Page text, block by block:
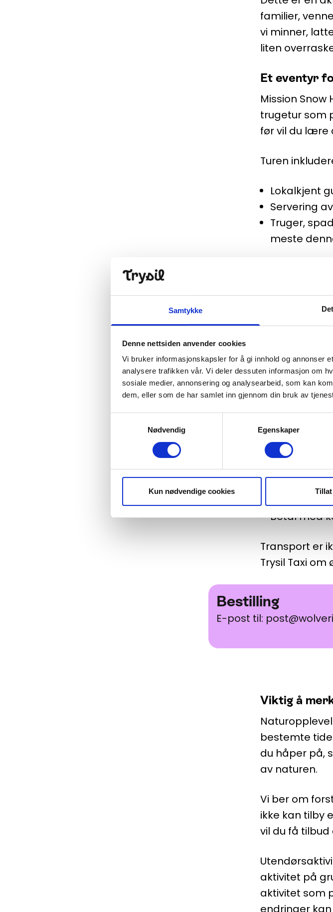
Samtykke
Denne nettsiden anvender cookies
Vi bruker informasjonskapsler for å gi innhold og annonser
analysere trafikken vår. Vi deler dessuten informasjon om
sosiale medier, annonsering og analysearbeid, som kan
dem, eller som de har samlet inn gjennom din bruk av
Nødvendig
Egenskaper
Kun nødvendige cookies
familier,
vi minner,
liten
Et eventyr
Mission
trugetur som
før vil du lære
Turen
Lokalkjent
Servering
Truger,
meste
Mission Snow Hut
Vi avtaler
denne turen vil bli
Gode og varme
Varme vintersko
Lue og votter
Betal med
Transport er
Trysil Taxi om
Bestilling
Bestilling
E-post til:
Viktig å
bestemte
du håper på,
av naturen.
Vi ber om
ikke kan tilby
vil du få
aktivitet på
aktivitet som
endringer